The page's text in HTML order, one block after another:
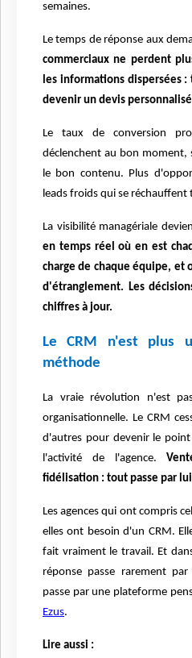
semaines.
Le temps de réponse aux
commerciaux ne perdent
les informations dispersées
devenir un devis
Le taux de conversion
déclenchent au bon moment,
le bon contenu. Plus
leads froids qui se réchauffent
La visibilité managériale
en temps réel où en est
charge de chaque équipe, et
d'étranglement. Les
chiffres à jour.
Le CRM n'est plus
méthode
La vraie révolution n'est
organisationnelle. Le CRM
d'autres pour devenir le
l'activité de l'agence.
fidélisation : tout passe par
Les agences qui ont compris
elles ont besoin d'un CRM.
fait vraiment le travail. Et
réponse passe rarement
passe par une plateforme
Ezus.
Lire aussi :